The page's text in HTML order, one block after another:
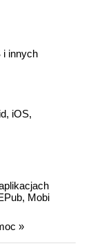
i innych
iOS,
Mobi
»